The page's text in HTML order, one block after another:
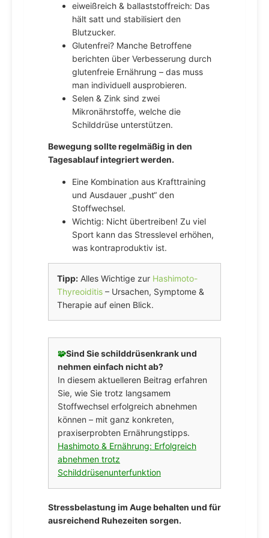
eiweißreich & ballaststoffreich: Das
hält satt und stabilisiert den
Blutzucker.
Glutenfrei? Manche Betroffene
berichten über Verbesserung durch
glutenfreie Ernährung – das muss
man individuell ausprobieren.
Selen & Zink sind zwei
Mikronährstoffe, welche die
Schilddrüse unterstützen.
Bewegung sollte regelmäßig in den
Tagesablauf integriert werden.
Eine Kombination aus Krafttraining
und Ausdauer „pusht“ den
Stoffwechsel.
Wichtig: Nicht übertreiben! Zu viel
Sport kann das Stresslevel erhöhen,
was kontraproduktiv ist.
Tipp: Alles Wichtige zur Hashimoto-
Thyreoiditis – Ursachen, Symptome &
Therapie auf einen Blick.
🧩Sind Sie schilddrüsenkrank und
nehmen einfach nicht ab?
In diesem aktuelleren Beitrag erfahren
Sie, wie Sie trotz langsamem
Stoffwechsel erfolgreich abnehmen
können – mit ganz konkreten,
praxiserprobten Ernährungstipps.
Hashimoto & Ernährung: Erfolgreich
abnehmen trotz
Schilddrüsenunterfunktion
Stressbelastung im Auge behalten und für
ausreichend Ruhezeiten sorgen.